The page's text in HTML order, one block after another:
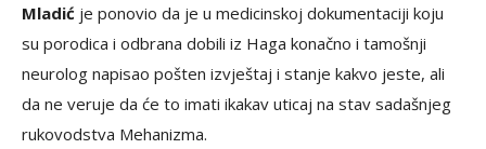
Mladić je ponovio da je u medicinskoj dokumentaciji koju
su porodica i odbrana dobili iz Haga konačno i tamošnji
neurolog napisao pošten izvještaj i stanje kakvo jeste, ali
da ne veruje da će to imati ikakav uticaj na stav sadašnjeg
rukovodstva Mehanizma.